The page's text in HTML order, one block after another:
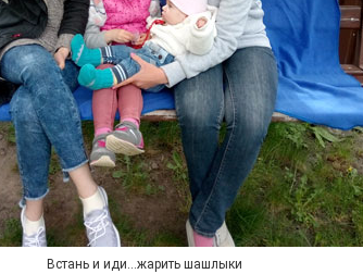
Встань и иди…жарить шашлыки